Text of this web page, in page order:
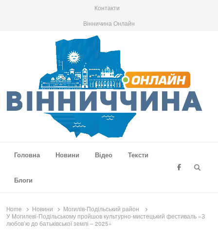
Контакти
Вінничина Онлайн
Головна
Новини Відео Тексти
Блоги
Home Новини
Могилів-Подільський район
У Могилеві-Подільському пройшов культурно-мистецький фестиваль «З
любов’ю до батьківської землі – 2025»